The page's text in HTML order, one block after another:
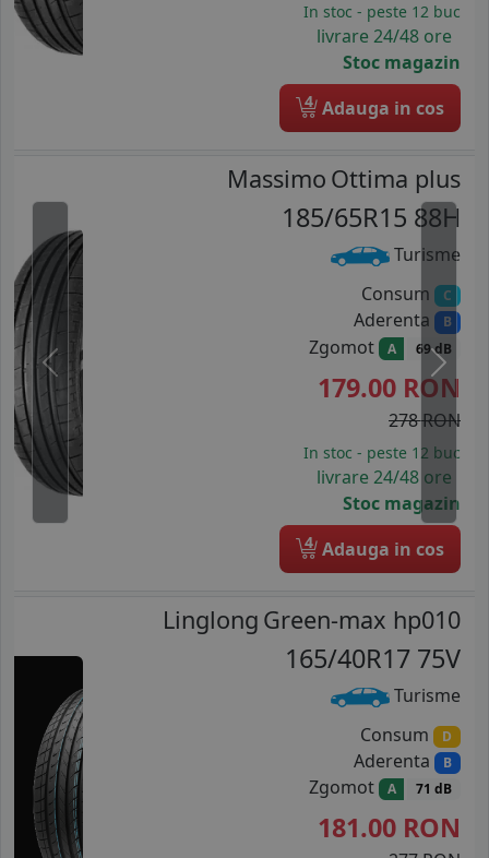
In stoc - peste 12 buc
livrare 24/48 ore
Stoc magazin
4 Adauga in cos
Massimo Ottima plus
185/65R15 88H
Turisme
Consum C
Aderenta B
Zgomot A 69 dB
179.00 RON
278 RON
In stoc - peste 12 buc
livrare 24/48 ore
Stoc magazin
4 Adauga in cos
Linglong Green-max hp010
165/40R17 75V
Turisme
Consum D
Aderenta B
Zgomot A 71 dB
181.00 RON
Previous Next